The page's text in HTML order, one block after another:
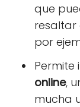
que
resaltar
por
Permite
online,
mucha